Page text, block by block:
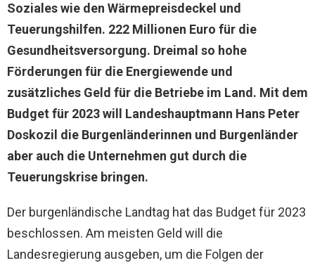
Soziales wie den Wärmepreisdeckel und
Teuerungshilfen. 222 Millionen Euro für die
Gesundheitsversorgung. Dreimal so hohe
Förderungen für die Energiewende und
zusätzliches Geld für die Betriebe im Land. Mit dem
Budget für 2023 will Landeshauptmann Hans Peter
Doskozil die Burgenländerinnen und Burgenländer
aber auch die Unternehmen gut durch die
Teuerungskrise bringen.
Der burgenländische Landtag hat das Budget für 2023
beschlossen. Am meisten Geld will die
Landesregierung ausgeben, um die Folgen der